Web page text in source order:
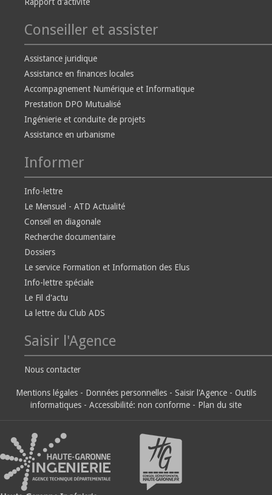
Conseiller et assister
Assistance juridique
Assistance en finances locales
Accompagnement Numérique et Informatique
Prestation DPO Mutualisé
Ingénierie et conduite de projets
Assistance en urbanisme
Informer
Info-lettre
Le Mensuel - ATD Actualité
Conseil en diagonale
Recherche documentaire
Dossiers
Le service Formation et Information des Elus
Info-lettre spéciale
Le Fil d'actu
La lettre du Club ADS
Saisir l'Agence
Nous contacter
Mentions légales - Données personnelles - Saisir l'Agence - Outils
informatiques - Accessibilité: non conforme - Plan du site